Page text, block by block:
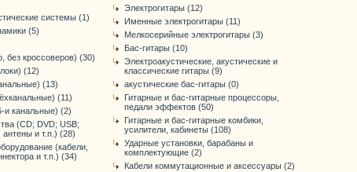
системы (1)
(5)
без кроссоверов) (30)
(12)
(13)
(11)
и канальные) (2)
(CD; DVD; USB;
и т.п.) (28)
(кабели,
и т.п.) (34)
Электрогитары (12)
Именные электрогитары (11)
Мелкосерийные электрогитары (3)
Бас-гитары (10)
Электроакустические, акустические и
классические гитары (9)
акустические бас-гитары (0)
Гитарные и бас-гитарные процессоры,
педали эффектов (50)
Гитарные и бас-гитарные комбики,
усилители, кабинеты (108)
Ударные установки, барабаны и
комплектующие (2)
Кабели коммутационные и аксессуары (2)